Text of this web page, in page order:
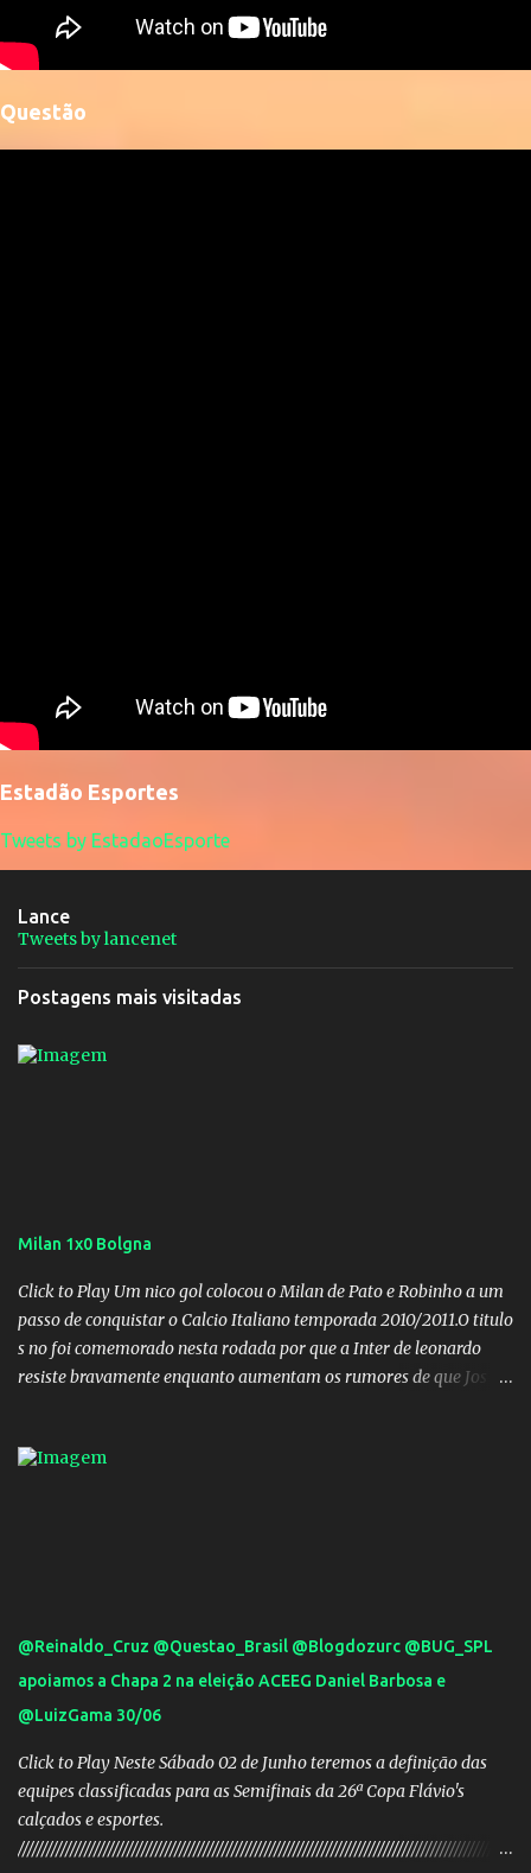
Questão
Estadão Esportes
Tweets by EstadaoEsporte
Lance
Tweets by lancenet
Postagens mais visitadas
Milan 1x0 Bolgna
Click to Play Um nico gol colocou o Milan de Pato e Robinho a um
passo de conquistar o Calcio Italiano temporada 2010/2011.O titulo
s no foi comemorado nesta rodada por que a Inter de leonardo
resiste bravamente enquanto aumentam os rumores de que Jos
definido e tem o Milan como virtual campeao. ;
@Reinaldo_Cruz @Questao_Brasil @Blogdozurc @BUG_SPL
apoiamos a Chapa 2 na eleição ACEEG Daniel Barbosa e
@LuizGama 30/06
Click to Play Neste Sábado 02 de Junho teremos a definição das
equipes classificadas para as Semifinais da 26ª Copa Flávio's
calçados e esportes.
////////////////////////////////////////////////////////////////////////////////////////////////////////